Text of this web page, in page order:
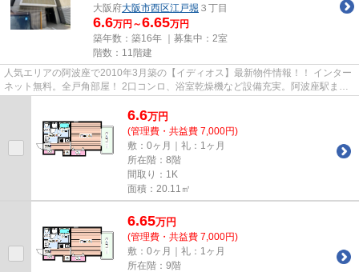
大阪府大阪市西区江戸堀 ３丁目
6.6万円～6.65万円
築年数：築16年 ｜募集中： 2室
階数：11階建
人気エリアの阿波座で2010年3月築の【イディオス】最新物件情報！！ インター
ネット無料。全戸角部屋！ 2口コンロ、浴室乾燥機など設備充実。阿波座駅まで
6.6万円
(管理費・共益費 7,000円)
敷：0ヶ月｜礼：1ヶ月
所在階：8階
間取り：1K
面積：20.11㎡
6.65万円
(管理費・共益費 7,000円)
敷：0ヶ月｜礼：1ヶ月
所在階：9階